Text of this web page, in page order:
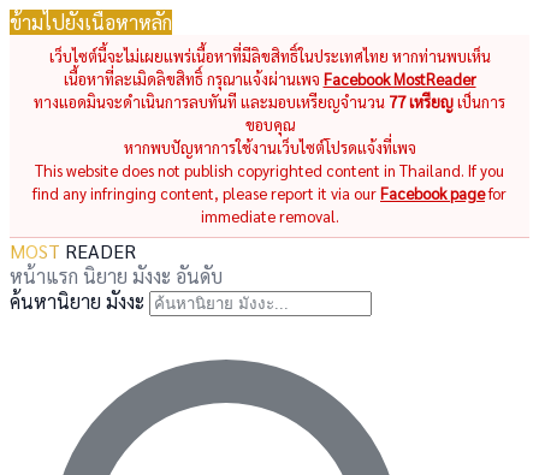
ข้ามไปยังเนื้อหาหลัก
เว็บไซต์นี้จะไม่เผยแพร่เนื้อหาที่มีลิขสิทธิ์ในประเทศไทย หากท่านพบเห็น
เนื้อหาที่ละเมิดลิขสิทธิ์ กรุณาแจ้งผ่านเพจ Facebook MostReader
ทางแอดมินจะดำเนินการลบทันที และมอบเหรียญจำนวน 77 เหรียญเป็นการ
ขอบคุณ
หากพบปัญหาการใช้งานเว็บไซต์โปรดแจ้งที่เพจ
This website does not publish copyrighted content in Thailand. If you
find any infringing content, please report it via ourFacebook pagefor
immediate removal.
MOST READER
หน้าแรก นิยาย มังงะ อันดับ
ค้นหานิยาย มังงะ